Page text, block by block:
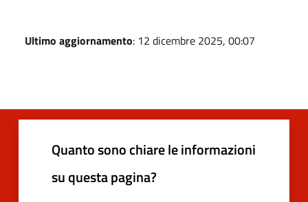
Ultimo aggiornamento: 12 dicembre 2025, 00:07
Quanto sono chiare le informazioni
su questa pagina?